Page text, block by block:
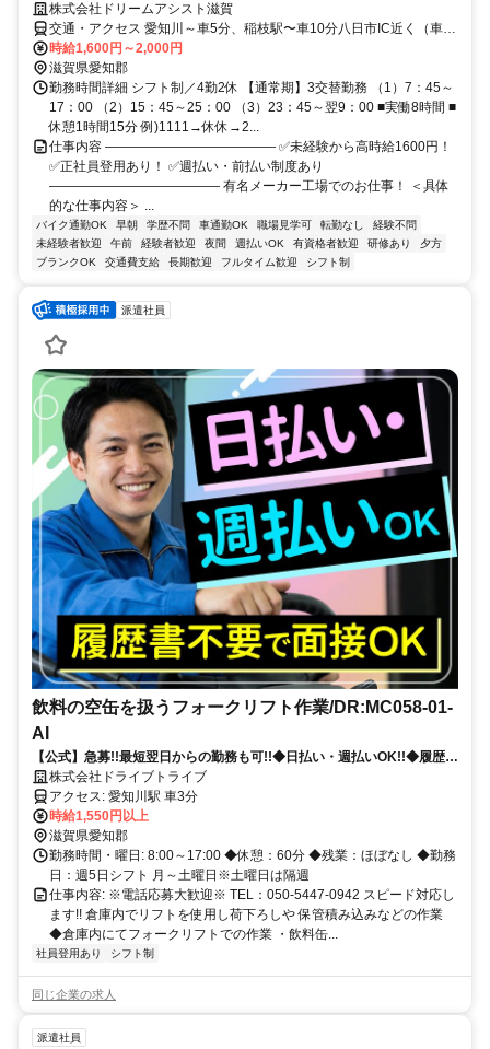
株式会社ドリームアシスト滋賀
交通・アクセス 愛知川～車5分、稲枝駅〜車10分八日市IC近く（車・
バイク・自転車通勤OK！）（派遣先）
時給1,600円～2,000円
滋賀県愛知郡
勤務時間詳細 シフト制／4勤2休 【通常期】3交替勤務 （1）7：45～
17：00 （2）15：45～25：00 （3）23：45～翌9：00 ■実働8時間 ■
休憩1時間15分 例)1111→休休→2...
仕事内容 ――――――――――――― ✅未経験から高時給1600円！
✅正社員登用あり！ ✅週払い・前払い制度あり
――――――――――――― 有名メーカー工場でのお仕事！ ＜具体
的な仕事内容＞ ...
バイク通勤OK 早朝 学歴不問 車通勤OK 職場見学可 転勤なし
経験不問
未経験者歓迎
午前 経験者歓迎 夜間 週払いOK 有資格者歓迎 研修あり
夕方
ブランクOK
交通費支給 長期歓迎 フルタイム歓迎 シフト制
派遣社員
飲料の空缶を扱うフォークリフト作業/DR:MC058-01-
AI
【公式】急募!!最短翌日からの勤務も可!!◆日払い・週払いOK!!◆履歴書
不要◆寮完備◆週休2日◆残業ほぼなし◆正社員登用制度あり
株式会社ドライブトライブ
アクセス: 愛知川駅 車3分
時給1,550円以上
滋賀県愛知郡
勤務時間・曜日: 8:00～17:00 ◆休憩：60分 ◆残業：ほぼなし ◆勤務
日：週5日シフト 月～土曜日※土曜日は隔週
仕事内容: ※電話応募大歓迎※ TEL：050-5447-0942 スピード対応し
ます!! 倉庫内でリフトを使用し荷下ろしや 保管積み込みなどの作業
◆倉庫内にてフォークリフトでの作業 ・飲料缶...
社員登用あり シフト制
同じ企業の求人
派遣社員